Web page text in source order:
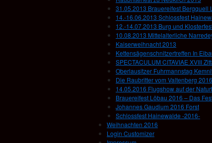
31.05.2013 Brauereifest Bergquell
14.-16.06.2013 Schlossfest
12.-14.07.2013 Burg und
10.08.2013 Mittelalterliche
Kaiserweihnacht 2013
Kettensägenschnitzertreffen In
SPECTACULUM CITAVIAE XVIII
Oberlausitzer Fuhrmannstag
Die Raubritter vom Valtenberg 2016
14.05.2016 Flugshow auf der
Brauereifest Löbau 2016 – Das
Johannes Gaudium 2016 Forst
Schlossfest Hainewalde -2016-
Weihnachten 2016
Login Customizer